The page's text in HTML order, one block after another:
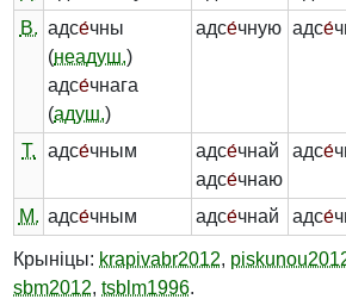
В. адсе́чны
(неадуш.)
адсе́чнага
(адуш.)
адсе́чную адсе́
Т.
адсе́чным адсе́чнай
адсе́чнаю
адсе́
М. адсе́чным адсе́чнай адсе́
Крыніцы: krapivabr2012,
sbm2012, tsblm1996.